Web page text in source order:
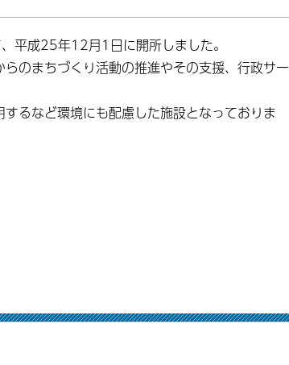
平成25年12月1日に開所しました。
のまちづくり活動の推進やその支援、行政サー
るなど環境にも配慮した施設となっておりま